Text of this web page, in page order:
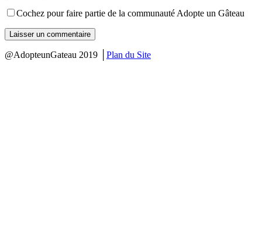
Cochez pour faire partie de la communauté Adopte un Gâteau
@AdopteunGateau 2019 │ Plan du Site